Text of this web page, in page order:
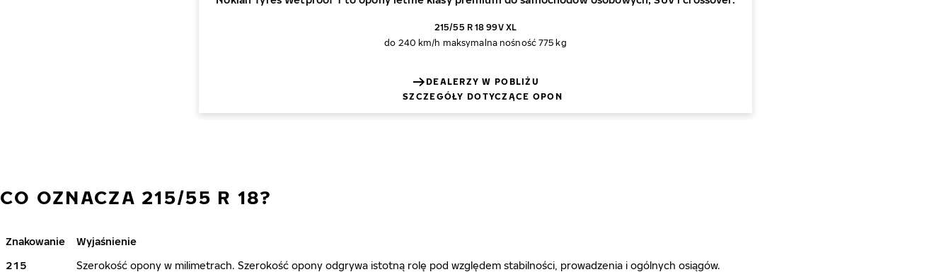
215/55 R 18 99V XL
do 240 km/h maksymalna nośność 775 kg
DEALERZY W POBLIŻU
SZCZEGÓŁY DOTYCZĄCE OPON
CO OZNACZA 215/55 R 18?
Znakowanie
Wyjaśnienie
215
Szerokość opony w milimetrach. Szerokość opony odgrywa istotną rolę pod względem stabilności, prowadzenia i ogólnych osiągów.